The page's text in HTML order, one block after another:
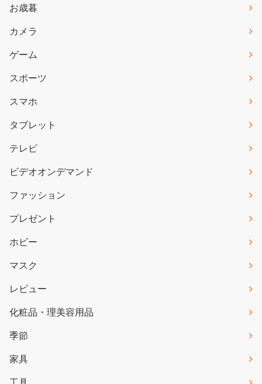
お歳暮
カメラ
ゲーム
スポーツ
スマホ
タブレット
テレビ
ビデオオンデマンド
ファッション
プレゼント
ホビー
マスク
レビュー
化粧品・理美容用品
季節
家具